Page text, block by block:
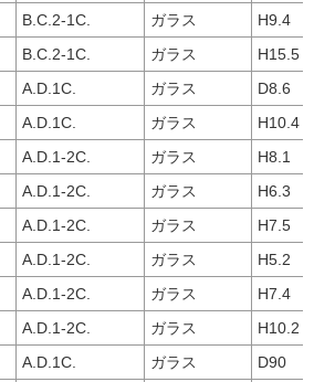
B.C.2-1C. ガラス
H9.4
B.C.2-1C. ガラス
H15.5
A.D.1C. ガラス
D8.6
A.D.1C. ガラス
H10.4
A.D.1-2C. ガラス
H8.1
A.D.1-2C. ガラス
H6.3
A.D.1-2C. ガラス
H7.5
A.D.1-2C. ガラス
H5.2
A.D.1-2C. ガラス
H7.4
A.D.1-2C. ガラス
H10.2
A.D.1C. ガラス
D90